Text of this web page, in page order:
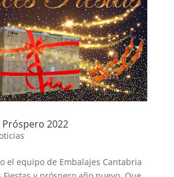
Próspero 2022
el equipo de Embalajes Cantabria